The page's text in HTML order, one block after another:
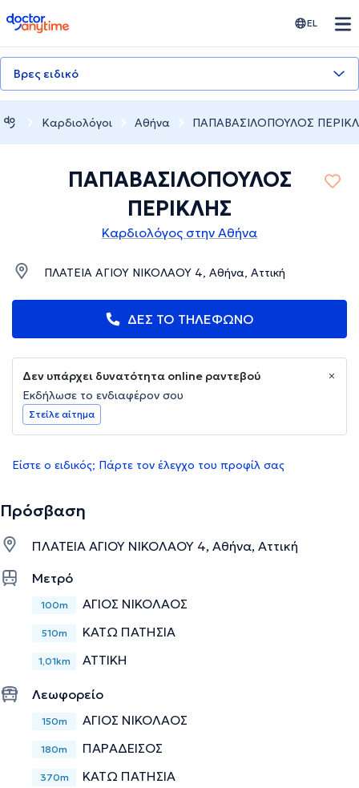
doctoranytime EL
Βρες ειδικό
Καρδιολόγοι Αθήνα ΠΑΠΑΒΑΣΙΛΟΠΟΥΛΟΣ
ΠΑΠΑΒΑΣΙΛΟΠΟΥΛΟΣ
ΠΕΡΙΚΛΗΣ
Καρδιολόγος στην Αθήνα
ΠΛΑΤΕΙΑ ΑΓΙΟΥ ΝΙΚΟΛΑΟΥ 4, Αθήνα, Αττική
ΔΕΣ ΤΟ ΤΗΛΕΦΩΝΟ
Δεν υπάρχει δυνατότητα online ραντεβού
Εκδήλωσε το ενδιαφέρον σου
Στείλε αίτημα
Είστε ο ειδικός; Πάρτε τον έλεγχο του προφίλ σας
Πρόσβαση
ΠΛΑΤΕΙΑ ΑΓΙΟΥ ΝΙΚΟΛΑΟΥ 4, Αθήνα, Αττική
Μετρό
100m ΑΓΙΟΣ ΝΙΚΟΛΑΟΣ
510m ΚΑΤΩ ΠΑΤΗΣΙΑ
1,01km ΑΤΤΙΚΗ
Λεωφορείο
150m ΑΓΙΟΣ ΝΙΚΟΛΑΟΣ
180m ΠΑΡΑΔΕΙΣΟΣ
370m ΚΑΤΩ ΠΑΤΗΣΙΑ